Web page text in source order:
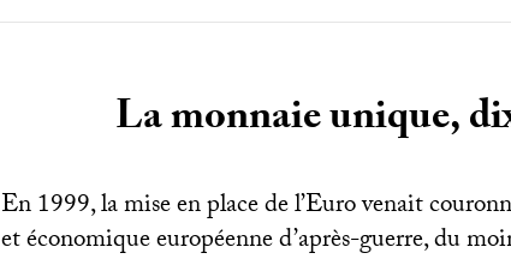
La monnaie unique,
En 1999, la mise en place de l’Euro venait
et économique européenne d’après-guerre, du